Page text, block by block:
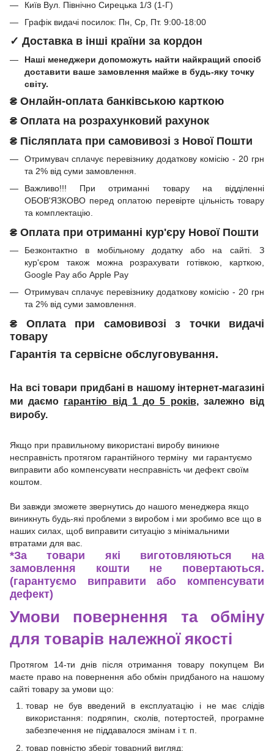
Київ Вул. Північно Сирецька 1/3 (1-Г)
Графік видачі посилок: Пн, Ср, Пт. 9:00-18:00
✓ Доставка в інші країни за кордон
Наші менеджери допоможуть найти найкращий спосіб
доставити ваше замовлення майже в будь-яку точку
світу.
₴ Онлайн-оплата банківською карткою
₴ Оплата на розрахунковий рахунок
₴ Післяплата при самовивозі з Нової Пошти
Отримувач сплачує перевізнику додаткову комісію - 20 грн
та 2% від суми замовлення.
Важливо!!! При отриманні товару на відділенні
ОБОВ'ЯЗКОВО перед оплатою перевірте цільність товару
та комплектацію.
₴ Оплата при отриманні кур'єру Нової Пошти
Безконтактно в мобільному додатку або на сайті. З
кур'єром також можна розрахувати готівкою, карткою,
Google Pay або Apple Pay
Отримувач сплачує перевізнику додаткову комісію - 20 грн
та 2% від суми замовлення.
₴ Оплата при самовивозі з точки видачі
товару
Гарантія та сервісне обслуговування.
На всі товари придбані в нашому інтернет-магазині
ми даємо гарантію від 1 до 5 років, залежно від
виробу.
Якщо при правильному використані виробу виникне
несправність протягом гарантійного терміну ми гарантуємо
виправити або компенсувати несправність чи дефект своїм
коштом.
Ви завжди зможете звернутись до нашого менеджера якщо
виникнуть будь-які проблеми з виробом і ми зробимо все що в
наших силах, щоб виправити ситуацію з мінімальними
втратами для вас.
*За товари які виготовляються на
замовлення кошти не повертаються.
(гарантуємо виправити або компенсувати
дефект)
Умови повернення та обміну
для товарів належної якості
Протягом 14-ти днів після отримання товару покупцем Ви
маєте право на повернення або обмін придбаного на нашому
сайті товару за умови що:
товар не був введений в експлуатацію і не має слідів
використання: подряпин, сколів, потертостей, програмне
забезпечення не піддавалося змінам і т. п.
товар повністю зберіг товарний вигляд;